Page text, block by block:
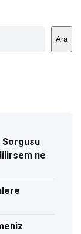
Ara
Sorgusu
ne